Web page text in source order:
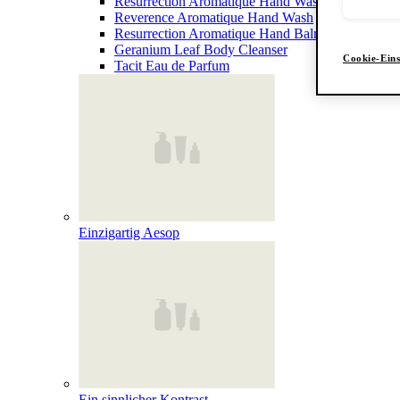
Reverence Aromatique Hand Wash
Resurrection Aromatique Hand Balm
Geranium Leaf Body Cleanser
Tacit Eau de Parfum
Einzigartig Aesop
Cookie-